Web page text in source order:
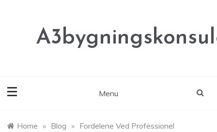
Menu
Home » Blog » Fordelene Ved Professionel